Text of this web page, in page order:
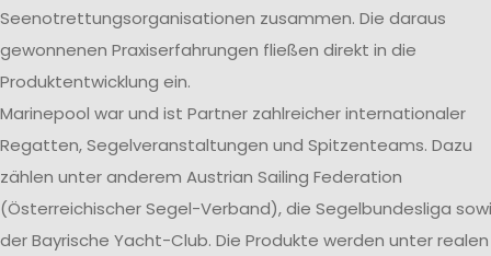
Seenotrettungsorganisationen zusammen. Die daraus
gewonnenen Praxiserfahrungen fließen direkt in die
Produktentwicklung ein.
Marinepool war und ist Partner zahlreicher internationaler
Regatten, Segelveranstaltungen und Spitzenteams. Dazu
zählen unter anderem Austrian Sailing Federation
(Österreichischer Segel-Verband), die Segelbundesliga
der Bayrische Yacht-Club. Die Produkte werden unter realen